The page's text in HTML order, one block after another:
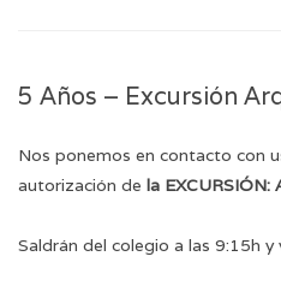
5 Años – Excursión
Nos ponemos en contacto con
autorización de la
Saldrán del colegio a las 9:15h